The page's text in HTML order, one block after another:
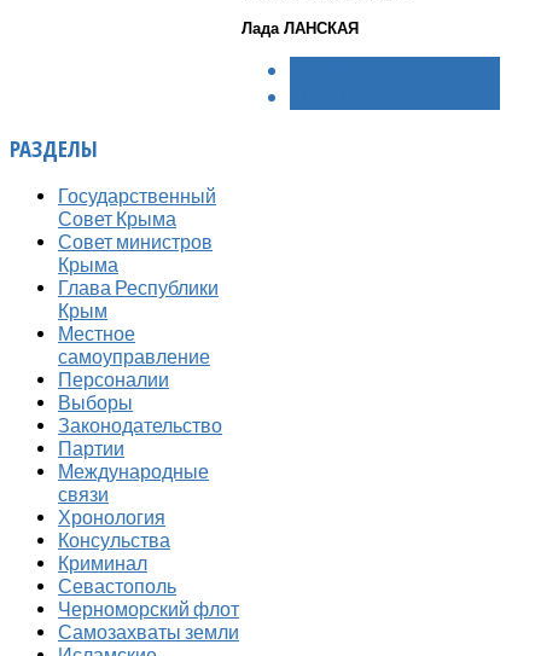
Лада ЛАНСКАЯ
РАЗДЕЛЫ
Государственный
Совет Крыма
Совет министров
Крыма
Глава Республики
Крым
Местное
самоуправление
Персоналии
Выборы
Законодательство
Партии
Международные
связи
Хронология
Консульства
Криминал
Севастополь
Черноморский флот
Самозахваты земли